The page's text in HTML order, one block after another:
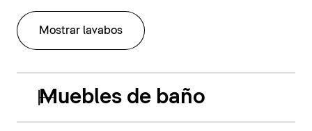
Mostrar lavabos
Muebles de baño